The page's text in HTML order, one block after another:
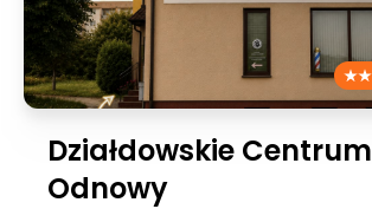
Działdowskie Centrum
Odnowy